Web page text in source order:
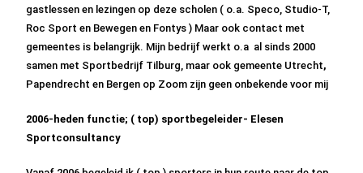
gastlessen en lezingen op deze scholen ( o.a. Speco, Studio-T,
Roc Sport en Bewegen en Fontys ) Maar ook contact met
gemeentes is belangrijk. Mijn bedrijf werkt o.a al sinds 2000
samen met Sportbedrijf Tilburg, maar ook gemeente Utrecht,
Papendrecht en Bergen op Zoom zijn geen onbekende voor mij
2006-heden functie; ( top) sportbegeleider- Elesen
Sportconsultancy